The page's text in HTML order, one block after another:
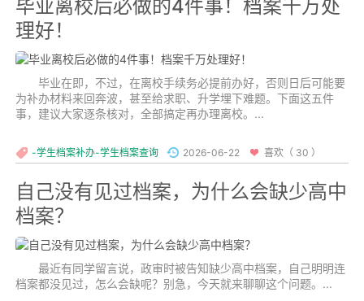
毕业离校后必做的4件事！档案千万处
理好！
毕业在即，不过，在离校手续务必提前办好，否则日后可能要
为补办材料来回奔波，甚至给求职、升学埋下难题。下面这五件
事，建议大家逐条核对，全部搞定再办理离校。...
-学生档案补办-学生档案查询 2026-06-22 喜欢（ 30 ）
自己没有见过档案，为什么会缺少高中
档案？
最近有同学留言说，政审时被告知缺少高中档案，自己明明连
档案都没见过，怎么会缺呢？别急，今天就来聊聊这个问题。...